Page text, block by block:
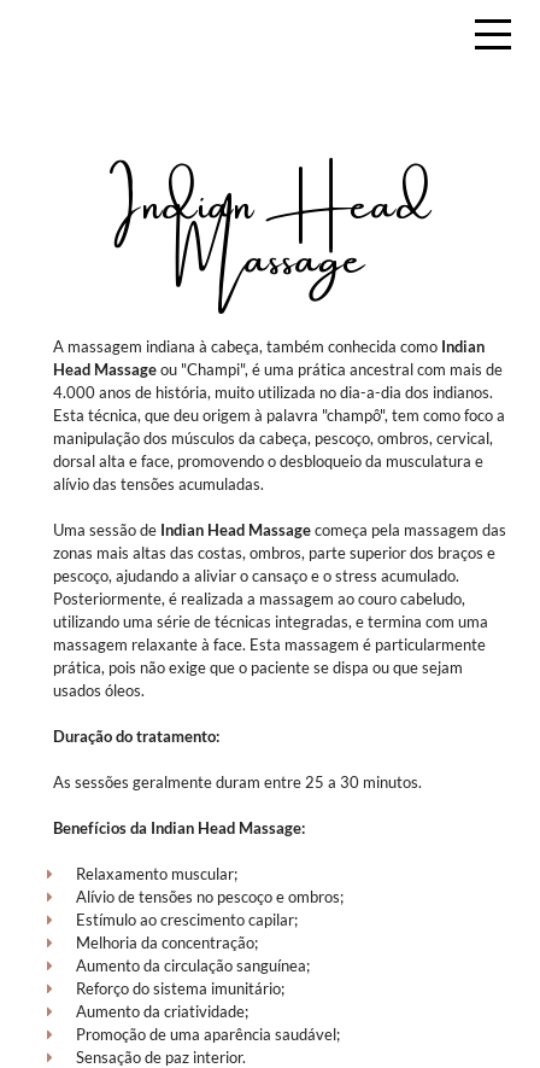
Indian Head
Massage
A massagem indiana à cabeça, também conhecida como Indian
Head Massageou "Champi", é uma prática ancestral com mais de
4.000 anos de história, muito utilizada no dia-a-dia dos indianos.
Esta técnica, que deu origem à palavra "champô", tem como foco a
manipulação dos músculos da cabeça, pescoço, ombros, cervical,
dorsal alta e face, promovendo o desbloqueio da musculatura e
alívio das tensões acumuladas.
Uma sessão de Indian Head Massagecomeça pela massagem das
zonas mais altas das costas, ombros, parte superior dos braços e
pescoço, ajudando a aliviar o cansaço e o stress acumulado.
Posteriormente, é realizada a massagem ao couro cabeludo,
utilizando uma série de técnicas integradas, e termina com uma
massagem relaxante à face. Esta massagem é particularmente
prática, pois não exige que o paciente se dispa ou que sejam
usados óleos.
Duração do tratamento:
As sessões geralmente duram entre 25 a 30 minutos.
Benefícios da Indian Head Massage:
Relaxamento muscular;
Alívio de tensões no pescoço e ombros;
Estímulo ao crescimento capilar;
Melhoria da concentração;
Aumento da circulação sanguínea;
Reforço do sistema imunitário;
Aumento da criatividade;
Promoção de uma aparência saudável;
Sensação de paz interior.